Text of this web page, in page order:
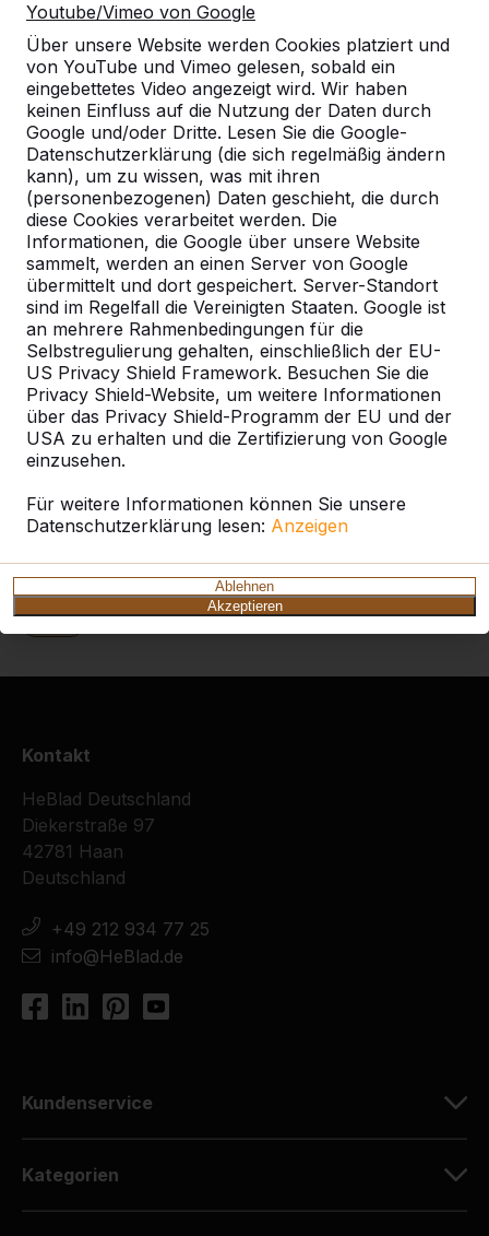
Youtube/Vimeo von Google
Über unsere Website werden Cookies platziert und
von YouTube und Vimeo gelesen, sobald ein
eingebettetes Video angezeigt wird. Wir haben
keinen Einfluss auf die Nutzung der Daten durch
Google und/oder Dritte. Lesen Sie die Google-
Datenschutzerklärung (die sich regelmäßig ändern
kann), um zu wissen, was mit ihren
(personenbezogenen) Daten geschieht, die durch
diese Cookies verarbeitet werden. Die
Informationen, die Google über unsere Website
sammelt, werden an einen Server von Google
übermittelt und dort gespeichert. Server-Standort
sind im Regelfall die Vereinigten Staaten. Google ist
an mehrere Rahmenbedingungen für die
Selbstregulierung gehalten, einschließlich der EU-
US Privacy Shield Framework. Besuchen Sie die
Privacy Shield-Website, um weitere Informationen
über das Privacy Shield-Programm der EU und der
USA zu erhalten und die Zertifizierung von Google
einzusehen.
Für weitere Informationen können Sie unsere
Datenschutzerklärung lesen: Anzeigen
Ablehnen
Akzeptieren
Referenzen
Unsere Produkte finden Sie in ganz Europa
und darüber hinaus. Sehen Sie hier, wo Sie
ein HeBlad-Produkt in Ihrer Nähe finden.
Produkt
Alles anzeigen
Kategorie
Alles anzeigen
Ort oder Postleitzahl suchen
Zie ook
Haan
Kontakt
HeBlad Deutschland
Diekerstraße 97
42781 Haan
Deutschland
+49 212 934 77 25
info@HeBlad.de
Kundenservice
Kategorien